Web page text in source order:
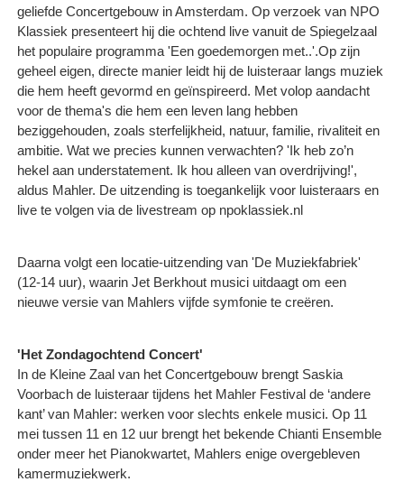
geliefde Concertgebouw in Amsterdam. Op verzoek van NPO
Klassiek presenteert hij die ochtend live vanuit de Spiegelzaal
het populaire programma 'Een goedemorgen met..'.Op zijn
geheel eigen, directe manier leidt hij de luisteraar langs muziek
die hem heeft gevormd en geïnspireerd. Met volop aandacht
voor de thema's die hem een leven lang hebben
beziggehouden, zoals sterfelijkheid, natuur, familie, rivaliteit en
ambitie. Wat we precies kunnen verwachten? 'Ik heb zo’n
hekel aan understatement. Ik hou alleen van overdrijving!',
aldus Mahler. De uitzending is toegankelijk voor luisteraars en
live te volgen via de livestream op npoklassiek.nl
Daarna volgt een locatie-uitzending van 'De Muziekfabriek'
(12-14 uur), waarin Jet Berkhout musici uitdaagt om een
nieuwe versie van Mahlers vijfde symfonie te creëren.
'Het Zondagochtend Concert'
In de Kleine Zaal van het Concertgebouw brengt Saskia
Voorbach de luisteraar tijdens het Mahler Festival de ‘andere
kant’ van Mahler: werken voor slechts enkele musici. Op 11
mei tussen 11 en 12 uur brengt het bekende Chianti Ensemble
onder meer het Pianokwartet, Mahlers enige overgebleven
kamermuziekwerk.